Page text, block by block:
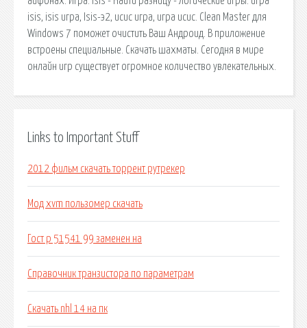
isis, isis игра, Isis-э2, исис игра, игра исис. Clean Master для
Windows 7 поможет очистить Ваш Андроид. В приложение
встроены специальные. Скачать шахматы. Сегодня в мире
онлайн игр существует огромное количество увлекательных.
Links to Important Stuff
2012 фильм скачать торрент рутрекер
Мод xvm пользомер скачать
Гост р 51541 99 заменен на
Справочник транзистора по параметрам
Скачать nhl 14 на пк